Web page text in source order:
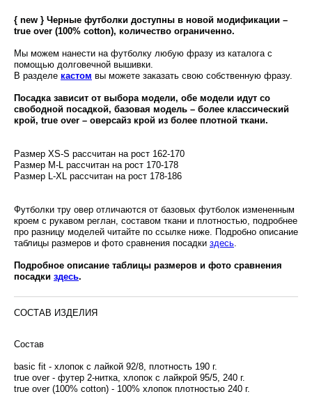
{ new } Черные футболки доступны в новой модификации –
true over (100% cotton), количество ограниченно.
Мы можем нанести на футболку любую фразу из каталога с
помощью долговечной вышивки.
В разделе кастом вы можете заказать свою собственную фразу.
Посадка зависит от выбора модели, обе модели идут со
свободной посадкой, базовая модель – более классический
крой, true over – оверсайз крой из более плотной ткани.
Размер XS-S рассчитан на рост 162-170
Размер M-L рассчитан на рост 170-178
Размер L-XL рассчитан на рост 178-186
Футболки тру овер отличаются от базовых футболок измененным
кроем с рукавом реглан, составом ткани и плотностью, подробнее
про разницу моделей читайте по ссылке ниже. Подробно описание
таблицы размеров и фото сравнения посадки здесь.
Подробное описание таблицы размеров и фото сравнения
посадки здесь.
СОСТАВ ИЗДЕЛИЯ
Состав
basic fit - хлопок с лайкой 92/8, плотность 190 г.
true over - футер 2-нитка, хлопок с лайкрой 95/5, 240 г.
true over (100% cotton) - 100% хлопок плотностью 240 г.